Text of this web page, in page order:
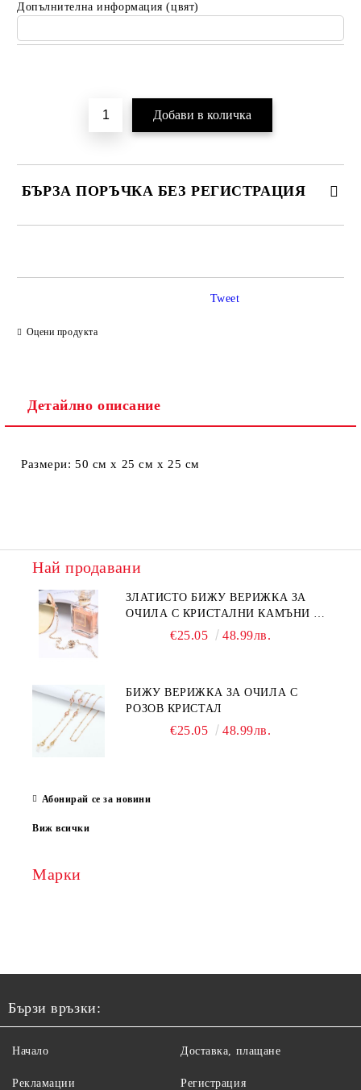
Допълнителна информация (цвят)
БЪРЗА ПОРЪЧКА БЕЗ РЕГИСТРАЦИЯ
Оцени продукта
Tweet
Детайлно описание
Размери: 50 см x 25 см x 25 см
Най продавани
ЗЛАТИСТО БИЖУ ВЕРИЖКА ЗА
ОЧИЛА С КРИСТАЛНИ КАМЪНИ И
€25.05 48.99лв.
БИЖУ ВЕРИЖКА ЗА ОЧИЛА С
РОЗОВ КРИСТАЛ
€25.05 48.99лв.
Абонирай се за новини
Виж всички
Марки
Бързи връзки:
Начало
Рекламации
Доставка, плащане
Регистрация